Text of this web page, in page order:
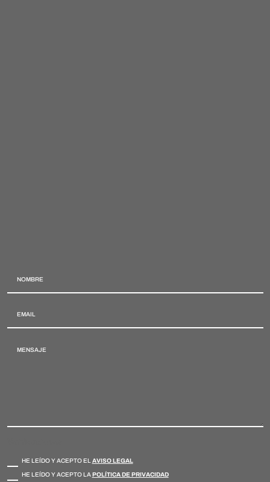
HE LEÍDO Y ACEPTO ELAVISO LEGAL
HE LEÍDO Y ACEPTO LAPOLÍTICA DE PRIVACIDAD